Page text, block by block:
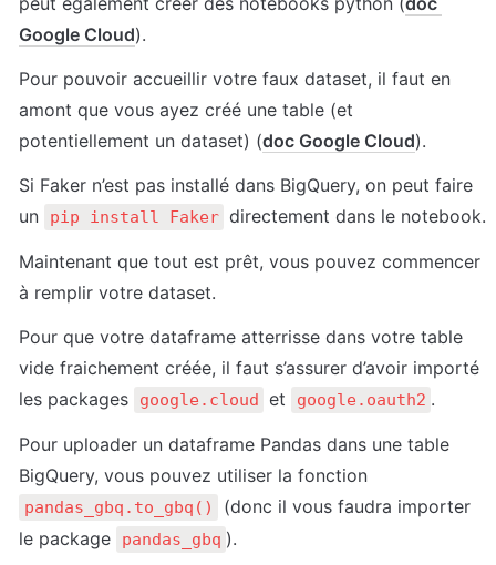
Google Cloud).
Pour pouvoir accueillir votre faux dataset, il faut en
amont que vous ayez créé une table (et
potentiellement un dataset) (doc Google Cloud).
Si Faker n’est pas installé dans BigQuery, on peut faire
un
pip install Faker directement dans le notebook.
Maintenant que tout est prêt, vous pouvez commencer
à remplir votre dataset.
Pour que votre dataframe atterrisse dans votre table
vide fraichement créée, il faut s’assurer d’avoir importé
les packages
google.cloud et google.oauth2 .
Pour uploader un dataframe Pandas dans une table
pandas_gbq.to_gbq()
(donc il vous faudra importer
le package
pandas_gbq ).